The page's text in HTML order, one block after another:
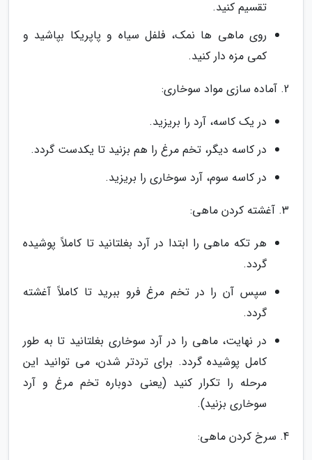
تقسیم کنید.
روی ماهی ها نمک، فلفل سیاه و پاپریکا بپاشید و
کمی مزه دار کنید.
2. آماده سازی مواد سوخاری:
در یک کاسه، آرد را بریزید.
در کاسه دیگر، تخم مرغ را هم بزنید تا یکدست گردد.
در کاسه سوم، آرد سوخاری را بریزید.
3. آغشته کردن ماهی:
هر تکه ماهی را ابتدا در آرد بغلتانید تا کاملاً پوشیده
گردد.
سپس آن را در تخم مرغ فرو ببرید تا کاملاً آغشته
گردد.
در نهایت، ماهی را در آرد سوخاری بغلتانید تا به طور
کامل پوشیده گردد. برای تردتر شدن، می توانید این
مرحله را تکرار کنید (یعنی دوباره تخم مرغ و آرد
سوخاری بزنید).
4. سرخ کردن ماهی: